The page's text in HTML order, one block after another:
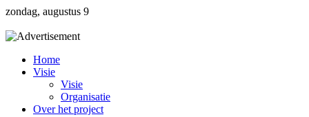
Skip
content
zondag, augustus 9
Home
Visie
Visie
Organisatie
Over het project